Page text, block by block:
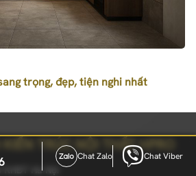
trọng, đẹp, tiện nghi nhất
TRÚC NỘI THẤT HPRO
KHĐT Hà Nội
Chat Zalo Chat Viber